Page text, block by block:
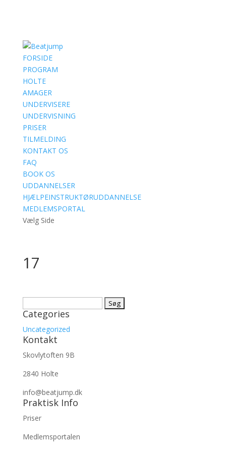
FORSIDE
PROGRAM
HOLTE
AMAGER
UNDERVISERE
UNDERVISNING
PRISER
TILMELDING
KONTAKT OS
FAQ
BOOK OS
UDDANNELSER
HJÆLPEINSTRUKTØRUDDANNELSE
MEDLEMSPORTAL
Vælg Side
17
efter:
Categories
Uncategorized
Kontakt
Skovlytoften 9B
2840 Holte
info@beatjump.dk
Praktisk Info
Priser
Medlemsportalen